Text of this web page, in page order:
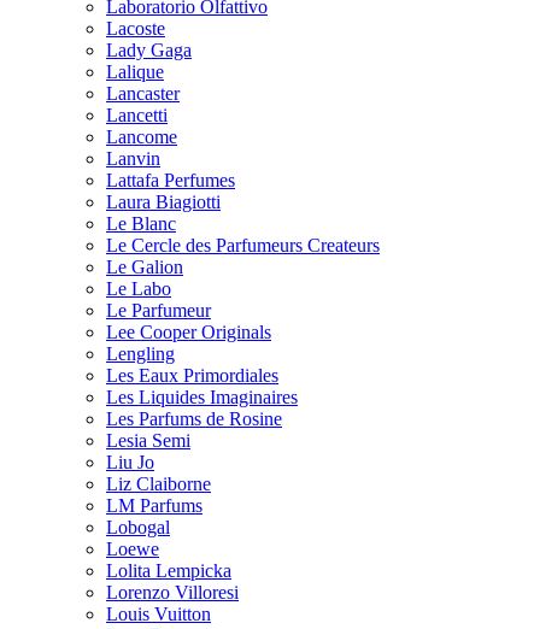
Laboratorio Olfattivo
Lacoste
Lady Gaga
Lalique
Lancaster
Lancetti
Lancome
Lanvin
Lattafa Perfumes
Laura Biagiotti
Le Blanc
Le Cercle des Parfumeurs Createurs
Le Galion
Le Labo
Le Parfumeur
Lee Cooper Originals
Lengling
Les Eaux Primordiales
Les Liquides Imaginaires
Les Parfums de Rosine
Lesia Semi
Liu Jo
Liz Claiborne
LM Parfums
Lobogal
Loewe
Lolita Lempicka
Lorenzo Villoresi
Louis Vuitton